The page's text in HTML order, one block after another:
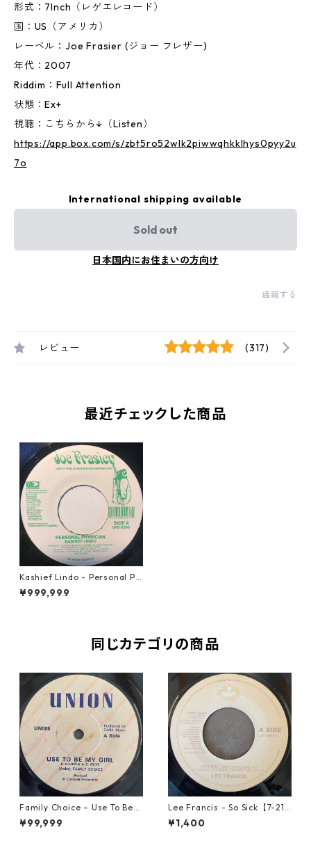
形式：7Inch（レゲエレコード）
国：US（アメリカ）
レーベル：Joe Frasier (ジョー フレザー)
年代：2007
Riddim：Full Attention
状態：Ex+
視聴：こちらから↓（Listen）
https://app.box.com/s/zbt5ro52wlk2piwwqhkklhys0pyy2u
7o
International shipping available
Sold out
日本国内にお住まいの方向け
通報する
レビュー (317)
最近チェックした商品
Kashief Lindo - Personal Ph
ysician【7-10837】
¥999,999
同じカテゴリの商品
Family Choice – Use To Be
My Girl【7-22004】
¥99,999
Lee Francis - So Sick【7-219
25】
¥1,400